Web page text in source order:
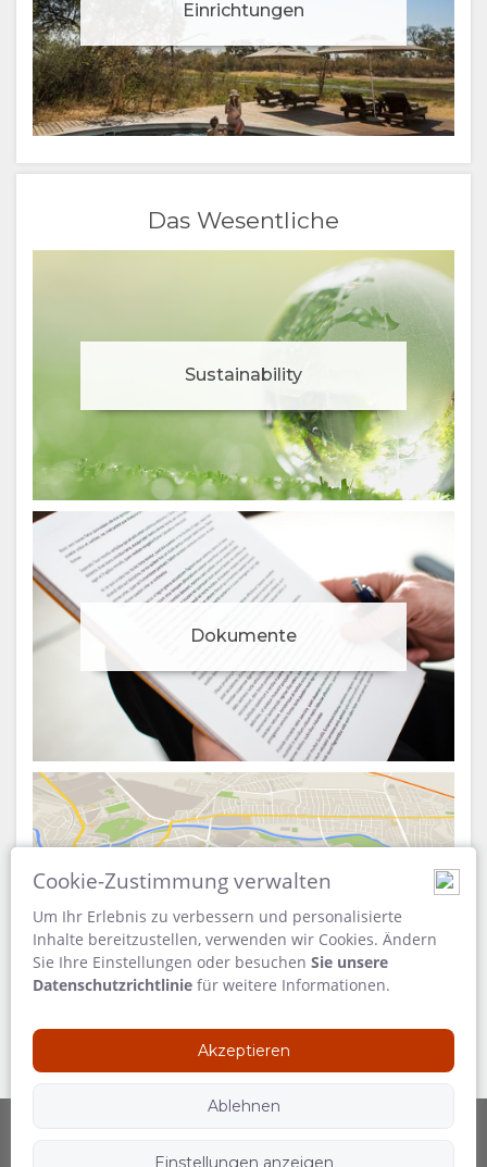
Einrichtungen
Das Wesentliche
Sustainability
Dokumente
Landkarte
Cookie-Zustimmung verwalten
Um Ihr Erlebnis zu verbessern und personalisierte
Inhalte bereitzustellen, verwenden wir Cookies. Ändern
Sie Ihre Einstellungen oder besuchen Sie unsere
Datenschutzrichtlinie für weitere Informationen.
Akzeptieren
Ablehnen
Einstellungen anzeigen